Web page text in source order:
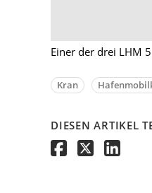
Einer der drei LHM
Kran
DIESEN ARTIKEL